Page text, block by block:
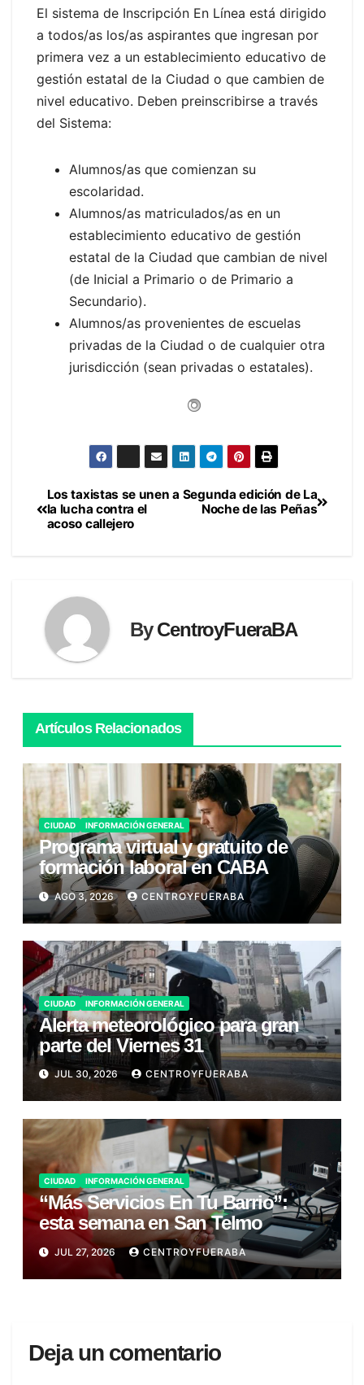
El sistema de Inscripción En Línea está dirigido
a todos/as los/as aspirantes que ingresan por
primera vez a un establecimiento educativo de
gestión estatal de la Ciudad o que cambien de
nivel educativo. Deben preinscribirse a través
del Sistema:
Alumnos/as que comienzan su
escolaridad.
Alumnos/as matriculados/as en un
establecimiento educativo de gestión
estatal de la Ciudad que cambian de nivel
(de Inicial a Primario o de Primario a
Secundario).
Alumnos/as provenientes de escuelas
privadas de la Ciudad o de cualquier otra
jurisdicción (sean privadas o estatales).
Navegación
de
Segunda edición de La
Noche de las Peñas
Los taxistas se unen a
la lucha contra el
acoso callejero
ByCentroyFueraBA
Artículos Relacionados
CIUDAD INFORMACIÓN GENERAL
Programa virtual y gratuito de
formación laboral en CABA
AGO 3, 2026 CENTROYFUERABA
CIUDAD INFORMACIÓN GENERAL
Alerta meteorológico para gran
parte del Viernes 31
JUL 30, 2026 CENTROYFUERABA
CIUDAD INFORMACIÓN GENERAL
“Más Servicios En Tu Barrio”:
esta semana en San Telmo
JUL 27, 2026 CENTROYFUERABA
Deja un comentario